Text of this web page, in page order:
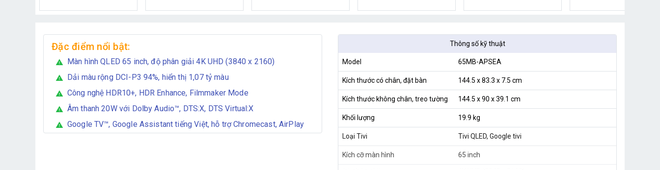
Đặc điểm nổi bật:
warning Màn hình QLED 65 inch, độ phân giải 4K UHD (3840 x 2160)
warning Dải màu rộng DCI-P3 94%, hiển thị 1,07 tỷ màu
warning Công nghệ HDR10+, HDR Enhance, Filmmaker Mode
warning Âm thanh 20W với Dolby Audio™, DTS:X, DTS Virtual:X
warning Google TV™, Google Assistant tiếng Việt, hỗ trợ Chromecast, AirPlay
Thông số kỹ thuật
Model 65MB-APSEA
Kích thước có chân, đặt bàn 144.5 x 83.3 x 7.5 cm
Kích thước không chân, treo tường 144.5 x 90 x 39.1 cm
Khối lượng 19.9 kg
Loại Tivi Tivi QLED, Google tivi
Kích cỡ màn hình 65 inch